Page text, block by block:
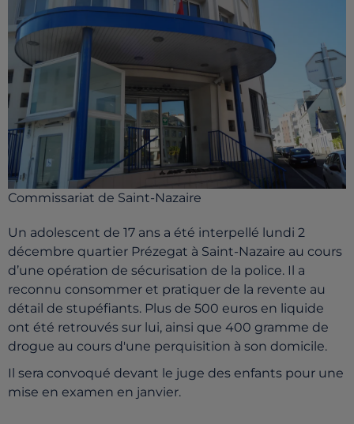
Commissariat de Saint-Nazaire
Un adolescent de 17 ans a été interpellé lundi 2
décembre quartier Prézegat à Saint-Nazaire au cours
d’une opération de sécurisation de la police. Il a
reconnu consommer et pratiquer de la revente au
détail de stupéfiants. Plus de 500 euros en liquide
ont été retrouvés sur lui, ainsi que 400 gramme de
drogue au cours d'une perquisition à son domicile.
Il sera convoqué devant le juge des enfants pour une
mise en examen en janvier.